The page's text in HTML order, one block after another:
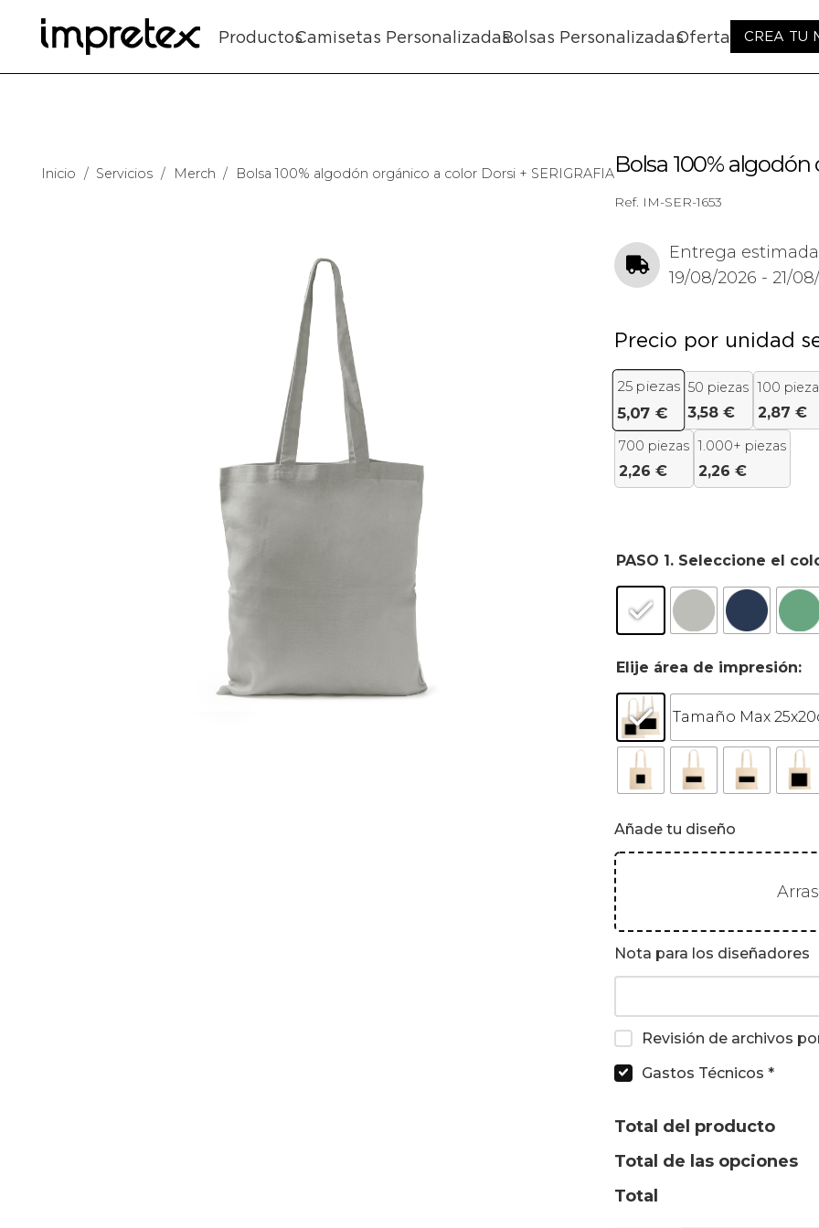
ProductosCamisetas PersonalizadasBolsas PersonalizadasOferta CREA TU
Inicio / Servicios / Merch / Bolsa 100% algodón orgánico a color Dorsi + SERIGRAFIABolsa 100% algodón
Ref. IM-SER-1653
Entrega
19/08/2026 - 21/
Precio por unidad
25 piezas
5,07€
50 piezas
3,58 €
100
2,87 €
700 piezas
2,26 €
1.000+ piezas
2,26 €
PASO 1. Seleccione el
Elije área de impresión:
Tamaño Max
Añade tu diseño
Nota para los diseñadores
Revisión de archivos
Gastos Técnicos *
Total del producto
Total de las opciones
Total